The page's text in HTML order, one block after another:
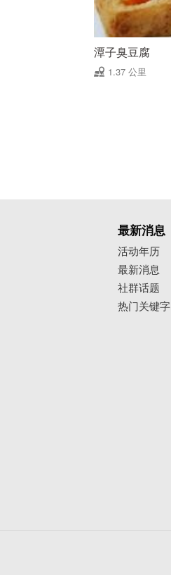
潭子臭豆腐
1.37 公里
最新消息
活动年历
最新消息
社群话题
热门关键字